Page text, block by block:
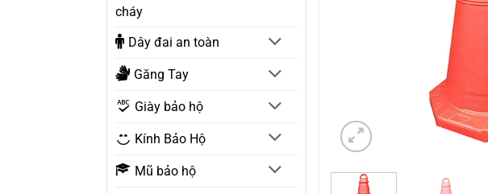
cháy
Dây đai an toàn
Găng Tay
Giày bảo hộ
Kính Bảo Hộ
Mũ bảo hộ